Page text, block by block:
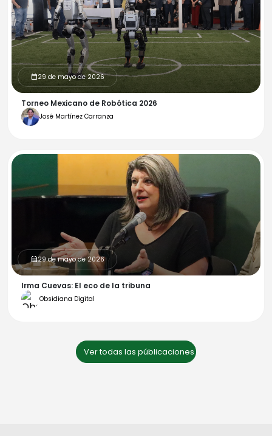
calendar_month29 de mayo de 2026
Torneo Mexicano de Robótica 2026
José Martínez Carranza
calendar_month29 de mayo de 2026
Irma Cuevas: El eco de la tribuna
Obsidiana Digital
Ver todas las públicaciones